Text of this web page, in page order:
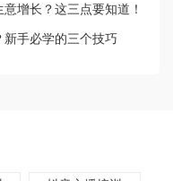
增长？这三点要知道！
手必学的三个技巧